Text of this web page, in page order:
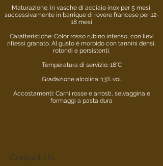
Maturazione: in vasche di acciaio inox per 5 mesi,
successivamente in barrique di rovere francese per 12-
18 mesi
Caratteristiche: Color rosso rubino intenso, con lievi
riflessi granato. Al gusto è morbido con tannini densi,
rotondi e persistenti.
Temperatura di servizio: 18°C
Gradazione alcolica: 13% vol.
Accostamenti: Carni rosse e arrosti, selvaggina e
formaggi a pasta dura
Contact Us